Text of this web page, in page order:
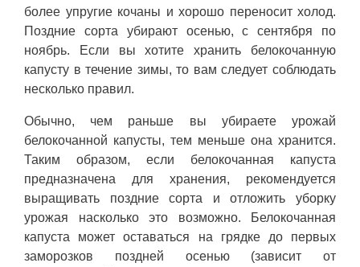
более упругие кочаны и хорошо переносит холод.
Поздние сорта убирают осенью, с сентября по
ноябрь. Если вы хотите хранить белокочанную
капусту в течение зимы, то вам следует соблюдать
несколько правил.
Обычно, чем раньше вы убираете урожай
белокочанной капусты, тем меньше она хранится.
Таким образом, если белокочанная капуста
предназначена для хранения, рекомендуется
выращивать поздние сорта и отложить уборку
урожая насколько это возможно. Белокочанная
капуста может оставаться на грядке до первых
заморозков поздней осенью (зависит от